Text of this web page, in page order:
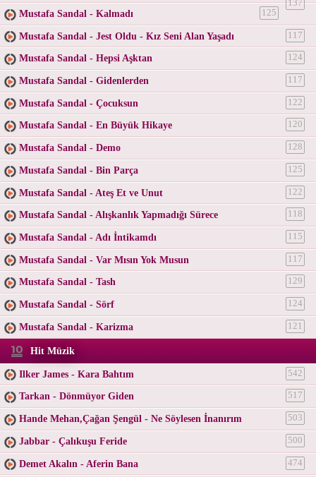
137
Mustafa Sandal - Kalmadı 125
Mustafa Sandal - Jest Oldu - Kız Seni Alan Yaşadı 117
Mustafa Sandal - Hepsi Aşktan 124
Mustafa Sandal - Gidenlerden 117
Mustafa Sandal - Çocuksun 122
Mustafa Sandal - En Büyük Hikaye 120
Mustafa Sandal - Demo 128
Mustafa Sandal - Bin Parça 125
Mustafa Sandal - Ateş Et ve Unut 122
Mustafa Sandal - Alışkanlık Yapmadığı Sürece 118
Mustafa Sandal - Adı İntikamdı 115
Mustafa Sandal - Var Mısın Yok Musun 117
Mustafa Sandal - Tash 129
Mustafa Sandal - Sörf 124
Mustafa Sandal - Karizma 121
Hit Müzik
Ilker James - Kara Bahtım 542
Tarkan - Dönmüyor Giden 517
Hande Mehan,Çağan Şengül - Ne Söylesen İnanırım 503
Jabbar - Çalıkuşu Feride 500
Demet Akalın - Aferin Bana 474